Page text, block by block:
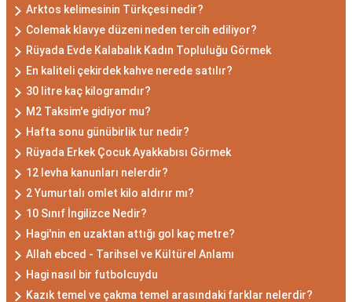
Arktos kelimesinin Türkçesi nedir?
Colemak klavye düzeni neden tercih ediliyor?
Rüyada Evde Kalabalık Kadın Topluluğu Görmek
En kaliteli çekirdek kahve nerede satılır?
30 litre kaç kilogramdır?
M2 Taksim'e gidiyor mu?
Hafta sonu günübirlik tur nedir?
Rüyada Erkek Çocuk Ayakkabısı Görmek
12 levha kanunları nelerdir?
2 Yumurtalı omlet kilo aldırır mı?
10 Sınıf İngilizce Nedir?
Hagi'nin en uzaktan attığı gol kaç metre?
Allah ebced - Tarihsel ve Kültürel Anlamı
Hagi nasıl bir futbolcuydu
Kazık temel ve çakma temel arasındaki farklar nelerdir?